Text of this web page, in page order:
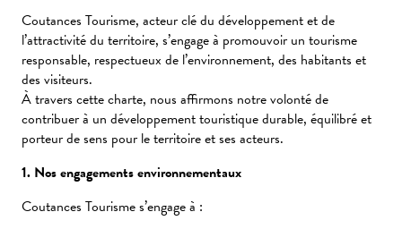
Coutances Tourisme, acteur clé du développement et de
l’attractivité du territoire, s’engage à promouvoir un tourisme
responsable, respectueux de l’environnement, des habitants et
des visiteurs.
À travers cette charte, nous affirmons notre volonté de
contribuer à un développement touristique durable, équilibré et
porteur de sens pour le territoire et ses acteurs.
1. Nos engagements environnementaux
Coutances Tourisme s’engage à :